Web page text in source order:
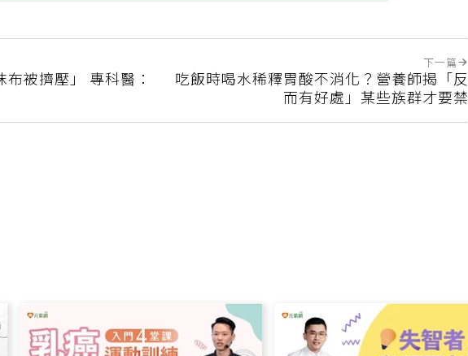
被擠壓」 專科醫：
下一篇
吃飯時喝水稀釋胃酸不消化？營養師揭「反
而有好處」某些族群才要禁